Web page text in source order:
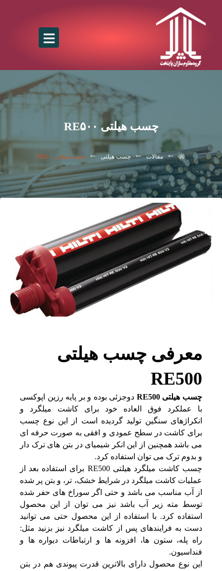
چسب هیلتی RE۵۰۰
مقالات چسب هیلتی چسب هیلتی RE۵۰۰
معرفی چسب هیلتی
RE500
چسب هیلتی RE500
دوجزئی بوده و بر پایه رزین اپوکسی
با عملکرد فوق العاده خود برای کاشت میلگرد و
انکراژهای سنگین تولید گردیده است از این نوع چسب
برای کاشت در سطح عمودی و افقی به صورت حرفه ای
می باشد همچنین از این انکر شیمیای در بتن های ترک دار
و بدوم ترک می توان استفاده کرد.
چسب کاشت میلگرد هیلتی RE500 برای استفاده بعد از
عملیات کاشت میلگرد در شرایط خشک، تر، و بتن پر شده
از آب مناسب می باشد و حتی اگر سوراخ های حفر شده
توسط مته زیر آب باشد نیز می توان از این محصول
استفاده کرد. با استفاده از این محصول حتی می توانید
دست به فرایندهای پس از کاشت میلگرد نیز بزنید مثل:
راه پله، ستون ها، افزونه ها و ارتباطات دیواره ها و
فنداسیون.
این نوع محصول دارای بالاترین قدرت پیوندی هم در بتن